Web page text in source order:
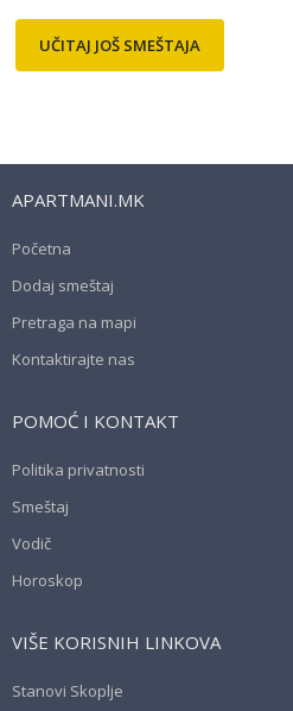
UČITAJ JOŠ SMEŠTAJA
APARTMANI.MK
Početna
Dodaj smeštaj
Pretraga na mapi
Kontaktirajte nas
POMOĆ I KONTAKT
Politika privatnosti
Smeštaj
Vodič
Horoskop
VIŠE KORISNIH LINKOVA
Stanovi Skoplje